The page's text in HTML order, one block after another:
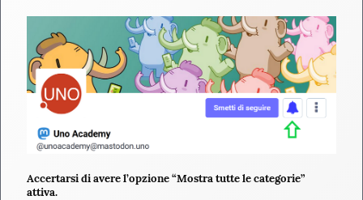
Accertarsi di avere l’opzione “Mostra tutte le categorie”
attiva.